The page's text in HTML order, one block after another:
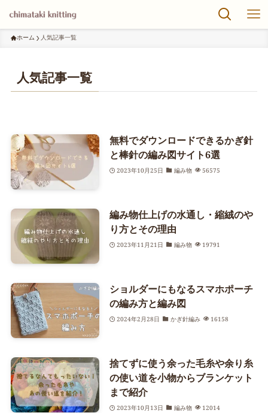
ホーム 人気記事一覧
人気記事一覧
無料でダウンロードできるかぎ針
と棒針の編み図サイト6選
2023年10月25日 編み物 56575
編み物仕上げの水通し・縮絨のや
り方とその理由
2023年11月21日 編み物 19791
ショルダーにもなるスマホポーチ
の編み方と編み図
2024年2月28日 かぎ針編み 16158
捨てずに使う余った毛糸や余り糸
の使い道を小物からブランケット
まで紹介
2023年10月13日 編み物 12014